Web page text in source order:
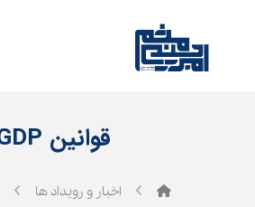
قوانین GDP
اخبار و رویداد ها